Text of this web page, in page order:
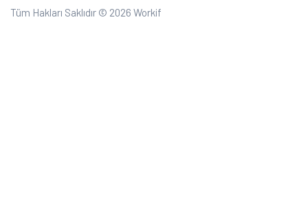
Tüm Hakları Saklıdır © 2026 Workif